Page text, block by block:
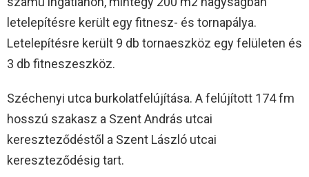
letelepítésre került egy fitnesz- és tornapálya.
Letelepítésre került 9 db tornaeszköz egy felületen és
3 db fitneszeszköz.
Széchenyi utca burkolatfelújítása. A felújított 174 fm
hosszú szakasz a Szent András utcai
kereszteződéstől a Szent László utcai
kereszteződésig tart.